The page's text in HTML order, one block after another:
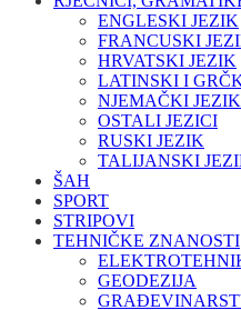
ENGLESKI JEZIK
FRANCUSKI
HRVATSKI JEZIK
LATINSKI I
NJEMAČKI JEZIK
OSTALI JEZICI
RUSKI JEZIK
TALIJANSKI
ŠAH
SPORT
STRIPOVI
TEHNIČKE ZNANOSTI
GEODEZIJA